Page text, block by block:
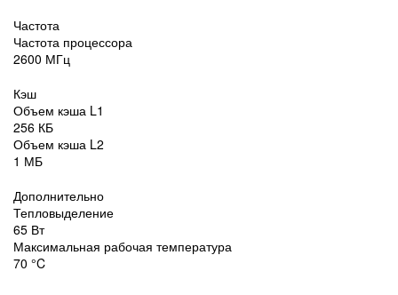
Частота
Частота процессора
2600 МГц
Кэш
Объем кэша L1
256 КБ
Объем кэша L2
1 МБ
Дополнительно
Тепловыделение
65 Вт
Максимальная рабочая температура
70 °C